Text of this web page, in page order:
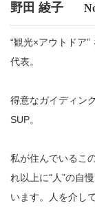
野田 綾子
“観光×アウトドア”
代表。
得意なガイディン
SUP。
私が住んでいるこ
れ以上に“人”の自
います。人を介し